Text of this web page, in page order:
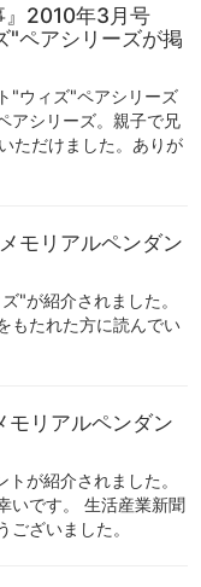
2010年3月号
"ペアシリーズが掲
"ウィズ"ペアシリーズ
アシリーズ。親子で兄
ただけました。ありが
モリアルペンダン
"が紹介されました。
もたれた方に読んでい
リアルペンダン
が紹介されました。
いです。 生活産業新聞
ざいました。